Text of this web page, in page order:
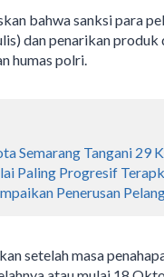
bahwa sanksi para
dan penarikan produk
humas polri.
Semarang Tangani 29
Paling Progresif
Penerusan
setelah masa